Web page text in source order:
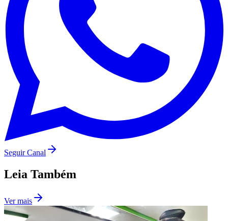
São Paulo
Seguir Canal
Leia Também
Ver mais